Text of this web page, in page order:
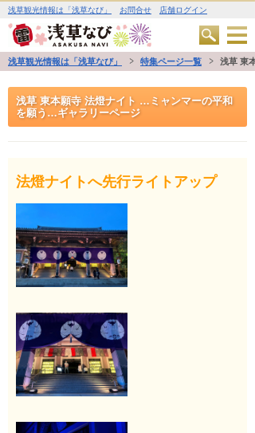
浅草観光情報は「浅草なび」 お問合せ 店舗ログイン
浅草観光情報は「浅草なび」 特集ページ一覧 浅草 東
浅草 東本願寺 法燈ナイト …ミャンマーの平和
を願う…ギャラリーページ
法燈ナイトへ先行ライトアップ